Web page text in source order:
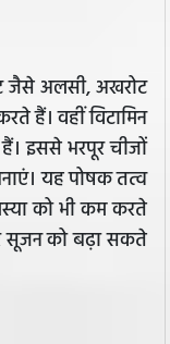
जैसे अलसी, अखरोट
हैं। वहीं विटामिन
इससे भरपूर चीजों
यह पोषक तत्व
को भी कम करते
सूजन को बढ़ा सकते